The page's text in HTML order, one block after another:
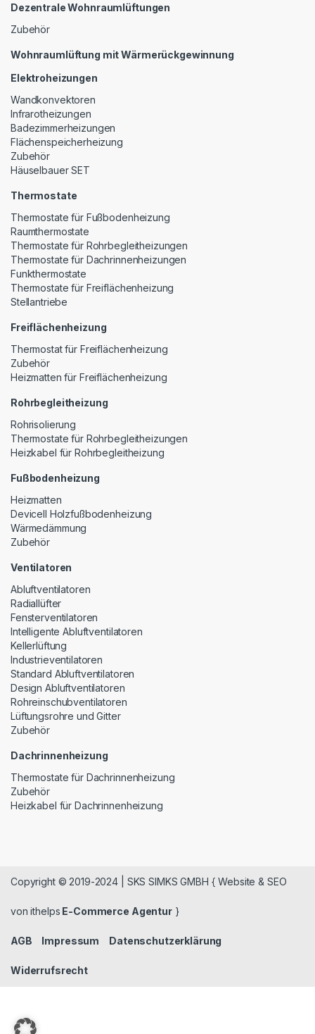
Dezentrale Wohnraumlüftungen
Zubehör
Wohnraumlüftung mit Wärmerückgewinnung
Elektroheizungen
Wandkonvektoren
Infrarotheizungen
Badezimmerheizungen
Flächenspeicherheizung
Zubehör
Häuselbauer SET
Thermostate
Thermostate für Fußbodenheizung
Raumthermostate
Thermostate für Rohrbegleitheizungen
Thermostate für Dachrinnenheizungen
Funkthermostate
Thermostate für Freiflächenheizung
Stellantriebe
Freiflächenheizung
Thermostat für Freiflächenheizung
Zubehör
Heizmatten für Freiflächenheizung
Rohrbegleitheizung
Rohrisolierung
Thermostate für Rohrbegleitheizungen
Heizkabel für Rohrbegleitheizung
Fußbodenheizung
Heizmatten
Devicell Holzfußbodenheizung
Wärmedämmung
Zubehör
Ventilatoren
Abluftventilatoren
Radiallüfter
Fensterventilatoren
Intelligente Abluftventilatoren
Kellerlüftung
Industrieventilatoren
Standard Abluftventilatoren
Design Abluftventilatoren
Rohreinschubventilatoren
Lüftungsrohre und Gitter
Zubehör
Dachrinnenheizung
Thermostate für Dachrinnenheizung
Zubehör
Heizkabel für Dachrinnenheizung
Copyright © 2019-2024 | SKS SIMKS GMBH { Website & SEO
von ithelps E-Commerce Agentur}
AGB Impressum Datenschutzerklärung
Widerrufsrecht